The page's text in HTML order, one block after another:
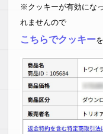
※クッキーが有効にな
れませんので
こちらでクッキー